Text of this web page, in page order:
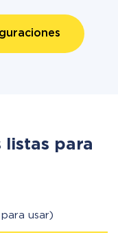
listas para
usar)